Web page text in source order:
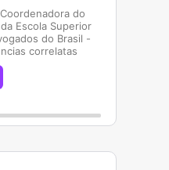
do
Escola Superior
do Brasil -
correlatas